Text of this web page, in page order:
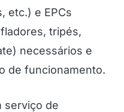
etc.) e EPCs
tripés,
necessários e
de funcionamento.
serviço de